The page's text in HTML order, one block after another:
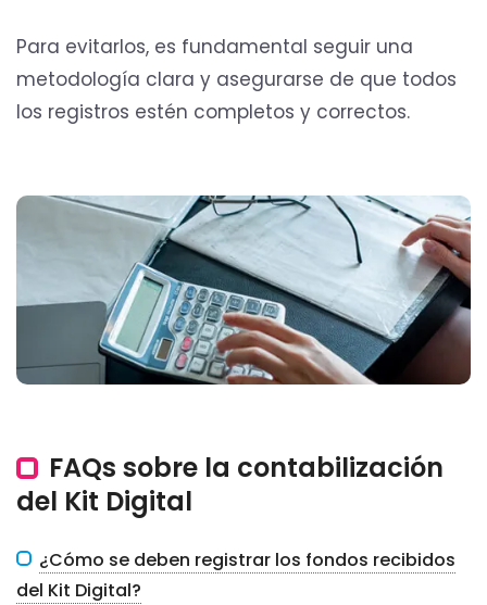
Para evitarlos, es fundamental seguir una
metodología clara y asegurarse de que todos
los registros estén completos y correctos.
FAQs sobre la contabilización
del Kit Digital
¿Cómo se deben registrar los fondos recibidos
del Kit Digital?